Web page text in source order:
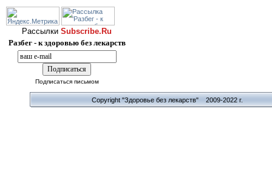
Рассылки Subscribe.Ru
Разбег - к здоровью без лекарств
Подписаться письмом
Copyright "Здоровье без лекарств" 2009-2022 г.